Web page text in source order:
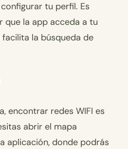
tu perfil. Es
que la app acceda a tu
la búsqueda de
encontrar redes WIFI es
abrir el mapa
aplicación, donde podrás